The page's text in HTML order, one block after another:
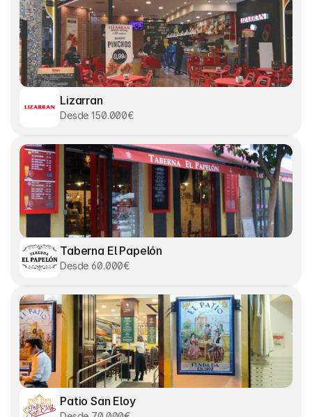
Lizarran
Desde 150.000€
Taberna El Papelón
Desde 60.000€
Patio San Eloy